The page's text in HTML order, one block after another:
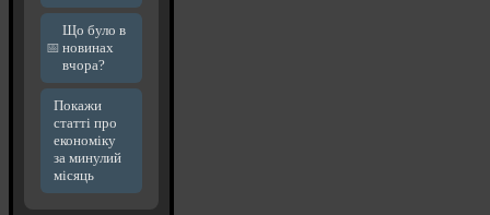
Що було в
новинах
вчора?
Покажи
статті про
економіку
за минулий
місяць